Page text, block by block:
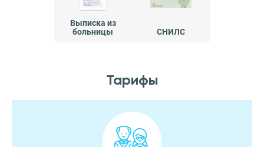
Выписка из
больницы
СНИЛС
Тарифы